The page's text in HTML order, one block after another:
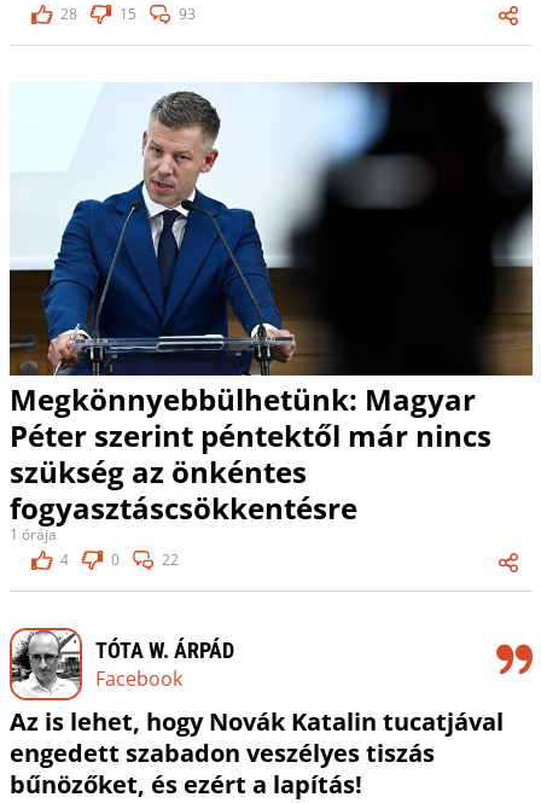
28
15 93
Megkönnyebbülhetünk: Magyar
Péter szerint péntektől már nincs
szükség az önkéntes
fogyasztáscsökkentésre
1 órája
4
0 22
TÓTA W. ÁRPÁD
Facebook
Az is lehet, hogy Novák Katalin tucatjával
engedett szabadon veszélyes tiszás
bűnözőket, és ezért a lapítás!